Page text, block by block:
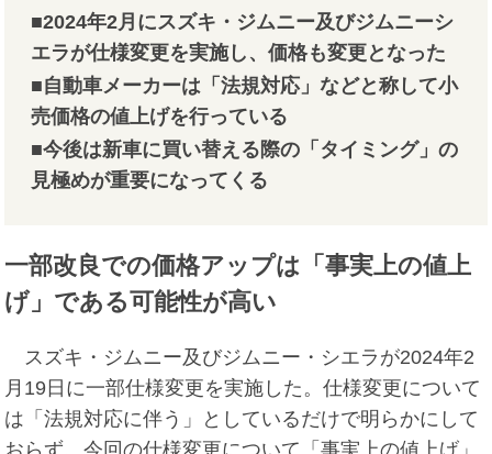
■2024年2月にスズキ・ジムニー及びジムニーシ
エラが仕様変更を実施し、価格も変更となった
■自動車メーカーは「法規対応」などと称して小
売価格の値上げを行っている
■今後は新車に買い替える際の「タイミング」の
見極めが重要になってくる
一部改良での価格アップは「事実上の値上
げ」である可能性が高い
スズキ・ジムニー及びジムニー・シエラが2024年2
月19日に一部仕様変更を実施した。仕様変更について
は「法規対応に伴う」としているだけで明らかにして
おらず、今回の仕様変更について「事実上の値上げ」